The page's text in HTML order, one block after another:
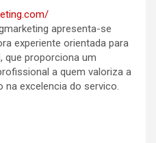
apresenta-se
experiente orientada para
que proporciona um
a quem valoriza a
excelencia do servico.